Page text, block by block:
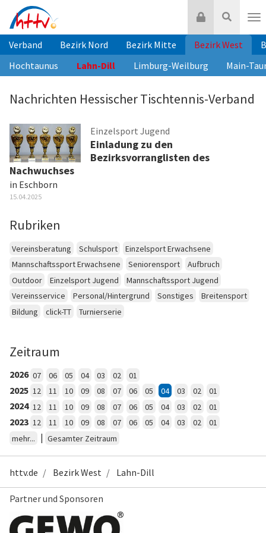
Inhalt
springen
Suche
Login
Verband Bezirk Nord Bezirk Mitte Bezirk West
Hochtaunus
Lahn-Dill Limburg-Weilburg Main-
Nachrichten Hessischer Tischtennis-Verband
Einzelsport Jugend
Einladung zu den
Bezirksvorranglisten des
Nachwuchses
in Eschborn
15.04.2025
Rubriken
Vereinsberatung Schulsport
Einzelsport Erwachsene
Mannschaftssport Erwachsene
Seniorensport
Aufbruch
Outdoor
Einzelsport Jugend
Mannschaftssport Jugend
Vereinsservice
Personal/Hintergrund Sonstiges
Breitensport
Bildung
click-TT Turnierserie
Zeitraum
2026 07 06 05 04 03 02 01
2025 12 11 10 09 08 07 06 05 04 03 02 01
2024 12 11 10 09 08 07 06 05 04 03 02 01
2023 12 11 10 09 08 07 06 05 04 03 02
01
mehr...
| Gesamter Zeitraum
httv.de Bezirk West Lahn-Dill
Partner und Sponsoren